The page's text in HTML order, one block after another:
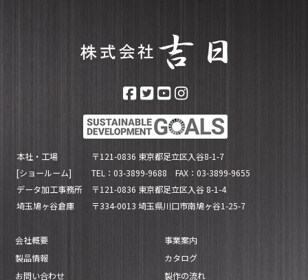
本社・工場
[ショールーム]
〒121-0836 東京都足立区入谷8-1-7
TEL：03-3899-9688 FAX：03-3899-9655
データ加工事務所
〒121-0836 東京都足立区入谷 8-1-4
埼玉鳩ヶ谷倉庫
〒334-0013 埼玉県川口市南鳩ヶ谷1-25-7
会社概要
事業案内
製品情報
カタログ
お問い合わせ
製作の流れ